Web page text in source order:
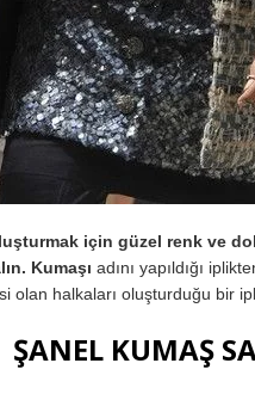
için güzel renk ve
Kumaşı adını yapıldığı
olan halkaları oluşturduğu bir
ŞANEL KUMAŞ